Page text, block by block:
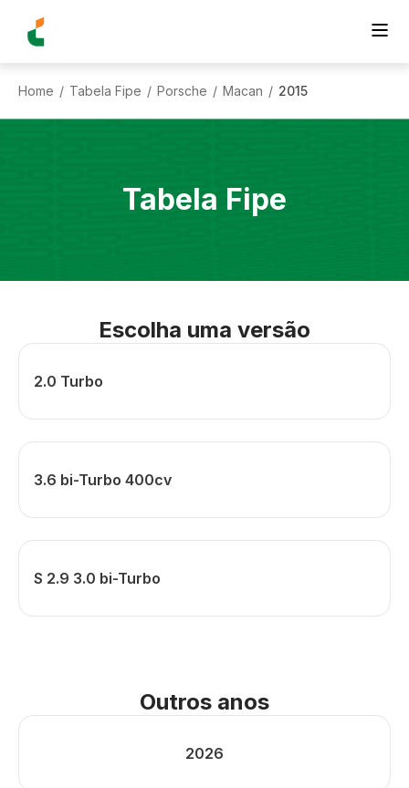
Home / Tabela Fipe / Porsche / Macan / 2015
Tabela Fipe
Escolha uma versão
2.0 Turbo
3.6 bi-Turbo 400cv
S 2.9 3.0 bi-Turbo
Outros anos
2026